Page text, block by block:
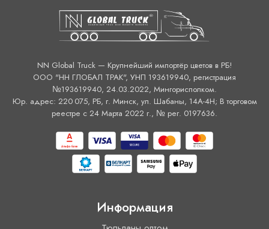
NN Global Truck — Крупнейший импортёр цветов в РБ!
ООО "НН ГЛОБАЛ ТРАК", УНП 193619940, регистрация
№193619940, 24.03.2022, Мингорисполком.
Юр. адрес: 220 075, РБ, г. Минск, ул. Шабаны, 14А-4H; В торговом
реестре с 24 Марта 2022 г., № рег. 0197636.
Информация